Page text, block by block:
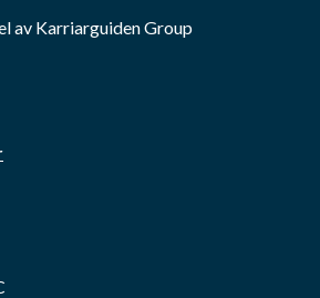
av Karriarguiden Group